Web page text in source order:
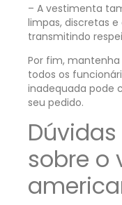
– A vestimenta
limpas, discretas
transmitindo
Por fim,
todos os
inadequada pode
seu pedido.
sobre o